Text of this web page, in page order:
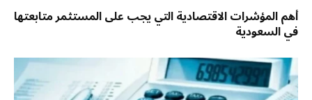
أهم المؤشرات الاقتصادية التي يجب على المستثمر متابعتها
في السعودية